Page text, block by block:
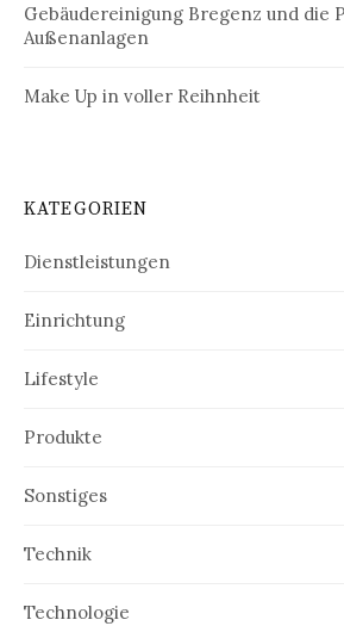
Gebäudereinigung Bregenz und die
Außenanlagen
Make Up in voller Reihnheit
KATEGORIEN
Dienstleistungen
Einrichtung
Lifestyle
Produkte
Sonstiges
Technik
Technologie